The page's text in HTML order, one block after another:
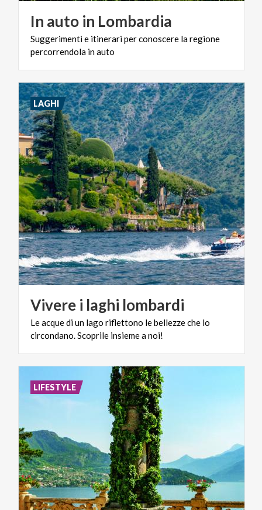
In auto in Lombardia
Suggerimentie itinerariperconoscere laregione
percorrendola inauto
Vivere i laghi lombardi
Leacquediun lago riflettono lebellezzeche lo
circondano.Scoprile insiemeanoi!
LAGHI
LIFESTYLE